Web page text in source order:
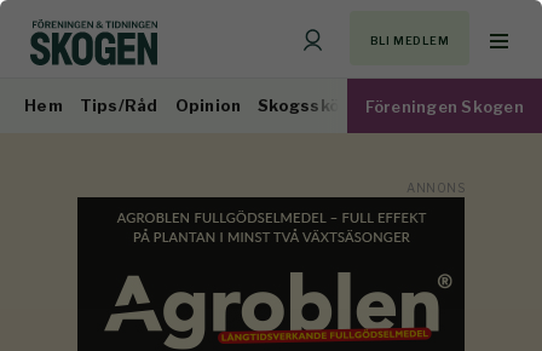
BLI MEDLEM
Hem Tips/Råd Opinion Skogsskötsel Virkesmarknad
Föreningen Skogen